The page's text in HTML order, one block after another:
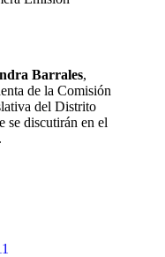
Barrales,
de la Comisión
del Distrito
se discutirán en el